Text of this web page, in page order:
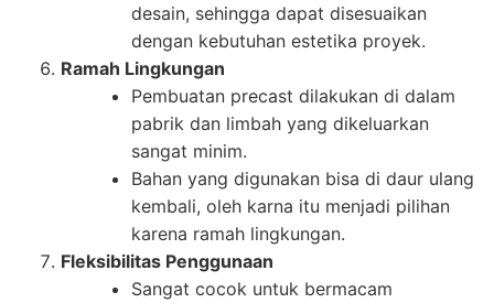
desain, sehingga dapat disesuaikan
dengan kebutuhan estetika proyek.
Ramah Lingkungan
Pembuatan precast dilakukan di dalam
pabrik dan limbah yang dikeluarkan
sangat minim.
Bahan yang digunakan bisa di daur ulang
kembali, oleh karna itu menjadi pilihan
karena ramah lingkungan.
Fleksibilitas Penggunaan
Sangat cocok untuk bermacam